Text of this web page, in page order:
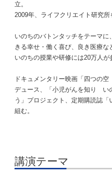
立。
2009年、ライフクリエイト研究
いのちのバトンタッチをテーマ
きる幸せ・働く喜び、良き医療な
いのちの授業や研修には20万人が
ドキュメンタリー映画「四つの
デュース、「小児がんを知り
う」プロジェクト、定期購読誌
組む。
講演テーマ